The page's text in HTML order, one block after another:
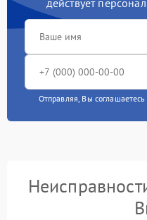
действует
Отправляя, Вы соглашаетесь